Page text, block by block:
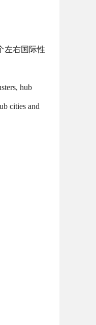
左右国际性
hub
cities and